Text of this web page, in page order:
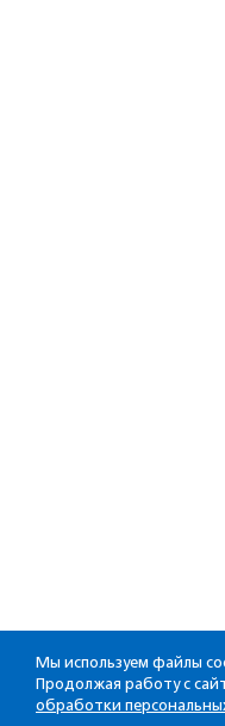
Мы используем файлы
Продолжая работу с
обработки